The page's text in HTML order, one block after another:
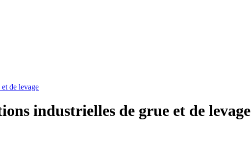
de levage
industrielles de grue et de levage